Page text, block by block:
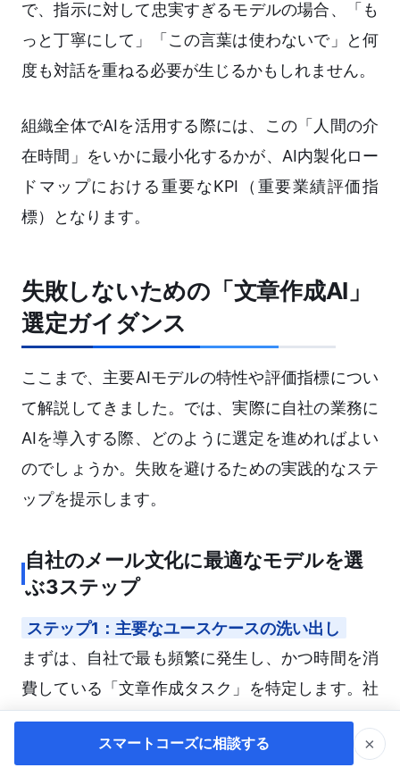
で、指示に対して忠実すぎるモデルの場合、「も
っと丁寧にして」「この言葉は使わないで」と何
度も対話を重ねる必要が生じるかもしれません。
組織全体でAIを活用する際には、この「人間の介
在時間」をいかに最小化するかが、AI内製化ロー
ドマップにおける重要なKPI（重要業績評価指
標）となります。
失敗しないための「文章作成AI」
選定ガイダンス
ここまで、主要AIモデルの特性や評価指標につい
て解説してきました。では、実際に自社の業務に
AIを導入する際、どのように選定を進めればよい
のでしょうか。失敗を避けるための実践的なステ
ップを提示します。
自社のメール文化に最適なモデルを選
ぶ3ステップ
ステップ1：主要なユースケースの洗い出し
まずは、自社で最も頻繁に発生し、かつ時間を消
費している「文章作成タスク」を特定します。社
内向けの簡潔な報告が多いのか、社外向けの丁寧
な提案メールが多いのか、あるいは情緒的なマー
スマートコーズに相談する ×